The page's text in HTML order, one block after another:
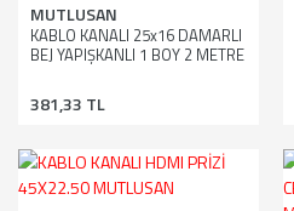
MUTLUSAN
KABLO KANALI 25x16 DAMARLI
BEJ YAPIŞKANLI 1 BOY 2 METRE
381,33 TL